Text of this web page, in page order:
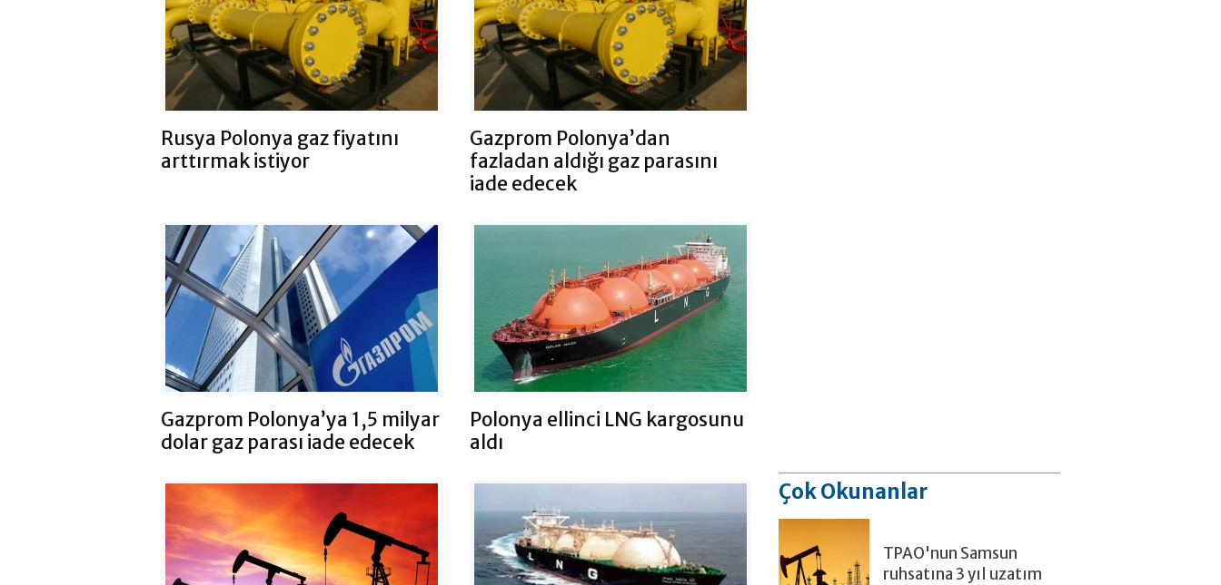
Rusya Polonya gaz fiyatını
arttırmak istiyor
Gazprom Polonya’dan
fazladan aldığı gaz parasını
iade edecek
Gazprom Polonya’ya 1,5 milyar
dolar gaz parası iade edecek
Polonya ellinci LNG kargosunu
aldı
Çok Okunanlar
TPAO'nun Samsun
ruhsatına 3 yıl uzatım